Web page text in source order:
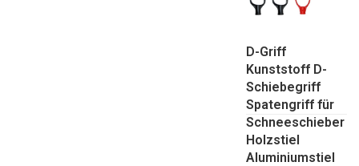
D-Griff
Kunststoff D-
Schiebegriff
Spatengriff für
Schneeschieber
Holzstiel
Aluminiumstiel